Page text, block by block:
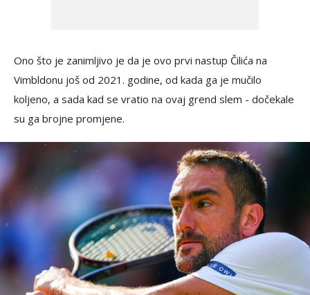
Ono što je zanimljivo je da je ovo prvi nastup Čilića na
Vimbldonu još od 2021. godine, od kada ga je mučilo
koljeno, a sada kad se vratio na ovaj grend slem - dočekale
su ga brojne promjene.